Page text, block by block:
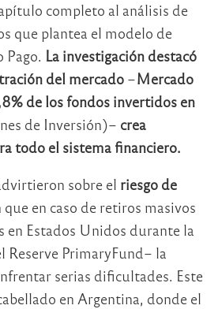
completo al análisis de
que plantea el modelo de
Pago. La investigación destacó
del mercado –Mercado
de los fondos invertidos en
de Inversión)– crea
todo el sistema financiero.
sobre el riesgo de
que en caso de retiros masivos
en Estados Unidos durante la
Reserve PrimaryFund– la
serias dificultades. Este
en Argentina, donde el